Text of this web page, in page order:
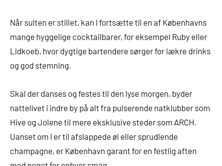
Når sulten er stillet, kan I fortsætte til en af Københavns
mange hyggelige cocktailbarer, for eksempel Ruby eller
Lidkoeb, hvor dygtige bartendere sørger for lækre drinks
og god stemning.
Skal der danses og festes til den lyse morgen, byder
nattelivet i indre by på alt fra pulserende natklubber som
Hive og Jolene til mere eksklusive steder som ARCH.
Uanset om I er til afslappede øl eller sprudlende
champagne, er København garant for en festlig aften